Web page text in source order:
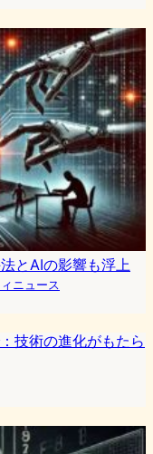
とAIの影響も浮上
ニュース
技術の進化がもたら